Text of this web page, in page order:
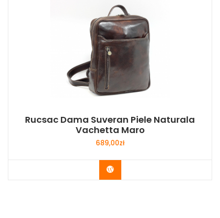
Rucsac Dama Suveran Piele Naturala
Vachetta Maro
689,00zł
Buy Now